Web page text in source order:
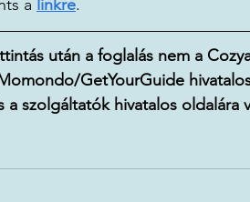
a linkre.
után a foglalás nem a
GetYourGuide
a szolgáltatók hivatalos oldalára